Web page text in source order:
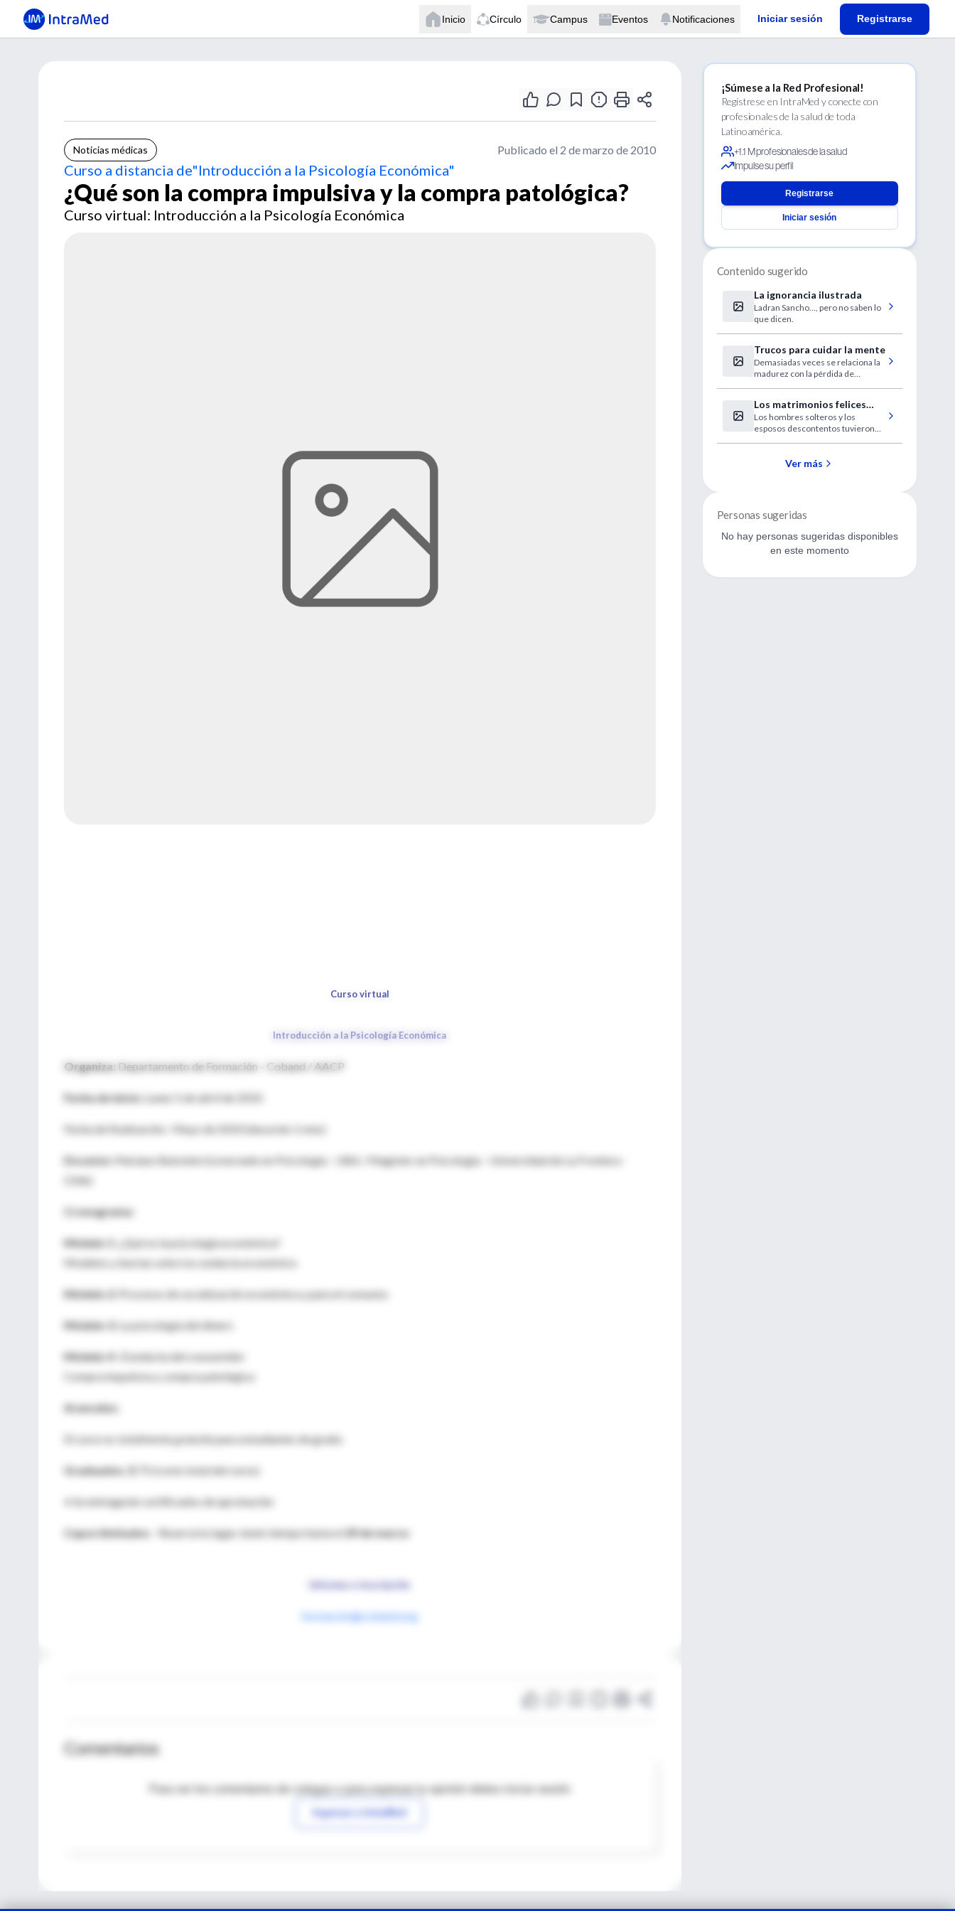
Inicio Círculo Campus Eventos Notificaciones Iniciar sesión Registrarse
Noticias médicas Publicado el 2 de marzo de 2010
Curso a distancia de"Introducción a la Psicología Económica"
¿Qué son la compra impulsiva y la compra patológica?
Curso virtual: Introducción a la Psicología Económica
Curso virtual
Introducción a la Psicología Económica
Organiza: Departamento de Formación - Coband / AACP
Fecha de inicio: Lunes 5 de abril de 2010
Fecha de finalización: Mayo de 2010 (duración 1 mes)
Docente:
Mariano Bukstein (Licenciado en Psicología - UBA / Magister en Psicología - Universidad de La Frontera -
Chile)
Cronograma:
Módulo 1:
¿Qué es la psicología económica?
Modelos y teorías sobre la conducta económica
Módulo 2: Procesos de socialización económica y para el consumo
Módulo 3: La psicología del dinero
Módulo 4 : C
onducta del consumidor
Compra impulsiva y compra patológica
Aranceles:
El curso es totalmente gratuitopara estudiantes de grado.
Graduados: $ 75 (costo total del curso)
• Se entregarán certificados de aprobación
Cupos limitados - Reservá tu lugar, tenés tiempo hasta el 29 de marzo
Informes e inscripción
formacion@coband.org
Comentarios
Para ver los comentarios de colegas o para expresar tu opinión debes iniciar sesión
Ingresar a IntraMed
¡Súmese a la Red Profesional!
Regístrese en IntraMed y conecte con
profesionales de la salud de toda
Latinoamérica.
+1.1 M profesionales de la salud
Impulse su perfil
Registrarse
Iniciar sesión
Contenido sugerido
La ignorancia ilustrada
Ladran Sancho…, pero no saben lo
que dicen.
Trucos para cuidar la mente
Demasiadas veces se relaciona la
madurez con la pérdida de
del cerebro como Tony Buzan
aseguran que no tiene por qué ser
así.
Los matrimonios felices
reducen el riesgo de ACV
Los hombres solteros y los
esposos descontentos tuvieron
Ver más
Personas sugeridas
No hay personas sugeridas disponibles
en este momento